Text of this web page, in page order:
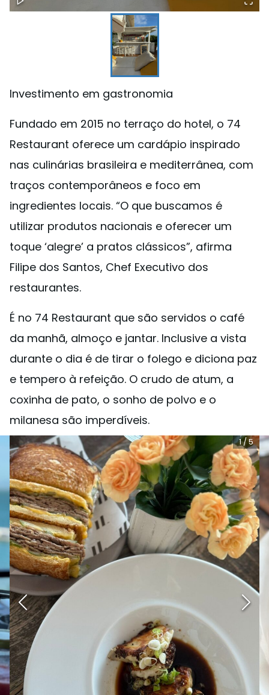
Investimento em gastronomia
Fundado em 2015 no terraço do hotel, o 74
Restaurant oferece um cardápio inspirado
nas culinárias brasileira e mediterrânea, com
traços contemporâneos e foco em
ingredientes locais. “O que buscamos é
utilizar produtos nacionais e oferecer um
toque ‘alegre’ a pratos clássicos”, afirma
Filipe dos Santos, Chef Executivo dos
restaurantes.
É no 74 Restaurant que são servidos o café
da manhã, almoço e jantar. Inclusive a vista
durante o dia é de tirar o folego e diciona paz
e tempero à refeição. O crudo de atum, a
coxinha de pato, o sonho de polvo e o
milanesa são imperdíveis.
1/5